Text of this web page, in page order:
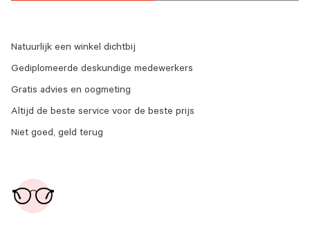
Natuurlijk een winkel dichtbij
Gediplomeerde deskundige medewerkers
Gratis advies en oogmeting
Altijd de beste service voor de beste prijs
Niet goed, geld terug